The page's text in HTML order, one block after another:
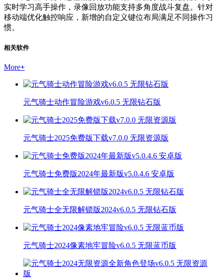
实时学习高手操作，录像回放功能支持多角度战斗复盘。针对
移动端优化触控响应，新增的自定义键位布局满足不同操作习
惯。
相关软件
More+
元气骑士动作冒险游戏v6.0.5 无限钻石版
元气骑士2025免费版下载v7.0.0 无限资源版
元气骑士免费版2024年最新版v5.0.4.6 安卓版
元气骑士全无限解锁版2024v6.0.5 无限钻石版
元气骑士2024像素地牢冒险v6.0.5 无限蓝币版